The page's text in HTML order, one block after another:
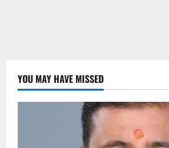
YOU MAY HAVE MISSED